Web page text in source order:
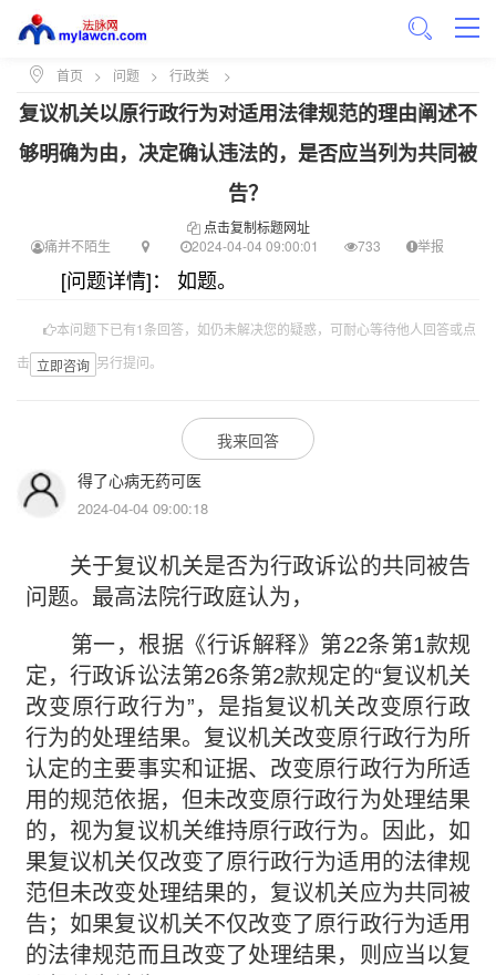
首页 > 问题 > 行政类 >
复议机关以原行政行为对适用法律规范的理由阐述不
够明确为由，决定确认违法的，是否应当列为共同被
告？
点击复制标题网址
痛并不陌生
2024-04-04 09:00:01 733 举报
[问题详情]： 如题。
本问题下已有1条回答，如仍未解决您的疑惑，可耐心等待他人回答或点
击 立即咨询 另行提问。
我来回答
得了心病无药可医
2024-04-04 09:00:18
关于复议机关是否为行政诉讼的共同被告
问题。最高法院行政庭认为，
第一，根据《行诉解释》第22条第1款规
定，行政诉讼法第26条第2款规定的“复议机关
改变原行政行为”，是指复议机关改变原行政
行为的处理结果。复议机关改变原行政行为所
认定的主要事实和证据、改变原行政行为所适
用的规范依据，但未改变原行政行为处理结果
的，视为复议机关维持原行政行为。因此，如
果复议机关仅改变了原行政行为适用的法律规
范但未改变处理结果的，复议机关应为共同被
告；如果复议机关不仅改变了原行政行为适用
的法律规范而且改变了处理结果，则应当以复